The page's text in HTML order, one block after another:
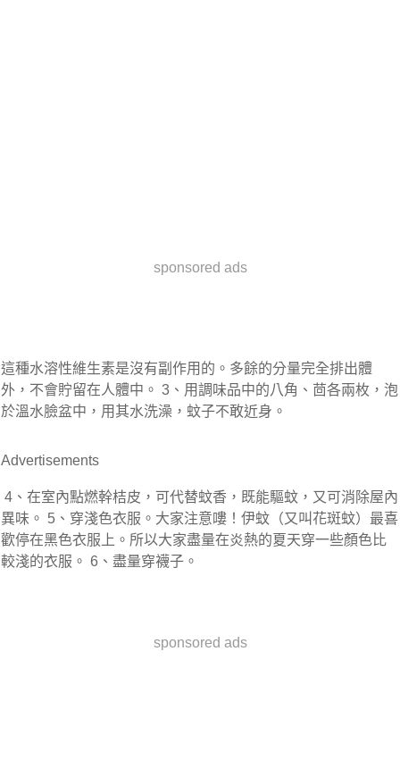
sponsored ads
這種水溶性維生素是沒有副作用的。多餘的分量完全排出體
外，不會貯留在人體中。 3、用調味品中的八角、茴各兩枚，泡
於溫水臉盆中，用其水洗澡，蚊子不敢近身。
Advertisements
異味。 5、穿淺色衣服。大家注意嘍！伊蚊（又叫花斑蚊）最喜
歡停在黑色衣服上。所以大家盡量在炎熱的夏天穿一些顏色比
較淺的衣服。 6、盡量穿襪子。
sponsored ads